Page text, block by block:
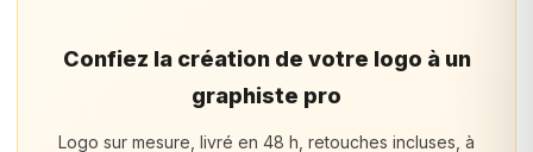
Confiez la création de votre logo à un
graphiste pro
Logo sur mesure, livré en 48 h, retouches incluses, à